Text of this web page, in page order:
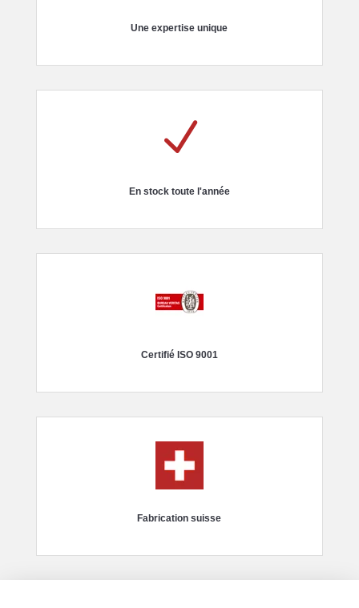
Une expertise unique
N
En stock toute l'année
Certifié ISO 9001
Fabrication suisse